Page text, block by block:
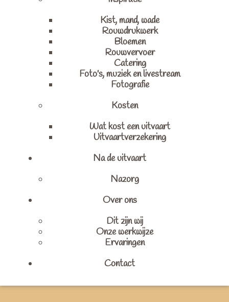
Kist, mand, wade
Rouwdrukwerk
Bloemen
Rouwvervoer
Catering
Foto's, muziek en livestream
Fotografie
Kosten
Wat kost een uitvaart
Uitvaartverzekering
Na de uitvaart
Nazorg
Over ons
Dit zijn wij
Onze werkwijze
Ervaringen
Contact